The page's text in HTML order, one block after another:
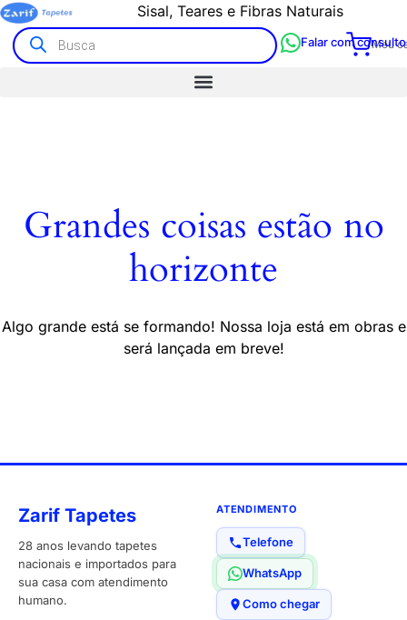
Tapetes Artesanais e Kilim
Sisal, Teares e Fibras Naturais
Meu
Falar com
Grandes coisas estão no
horizonte
Algo grande está se formando! Nossa loja está em obras e
será lançada em breve!
Zarif Tapetes
28 anos levando tapetes
nacionais e importados para
sua casa com atendimento
humano.
ATENDIMENTO
Telefone
WhatsApp
Como chegar